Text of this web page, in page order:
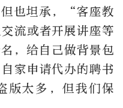
也坦承，“客座教
流或者开展讲座等
，给自己做背景包
家申请代办的聘书
版太多，但我们保